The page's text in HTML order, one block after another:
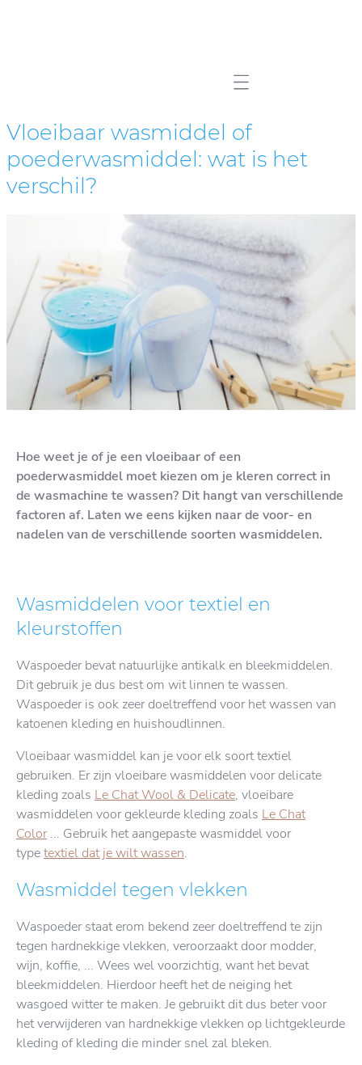
Mobile navigation
Vloeibaar wasmiddel of
poederwasmiddel: wat is het
verschil?
Hoe weet je of je een vloeibaar of een
poederwasmiddel moet kiezen om je kleren correct in
de wasmachine te wassen? Dit hangt van verschillende
factoren af. Laten we eens kijken naar de voor- en
nadelen van de verschillende soorten wasmiddelen.
Wasmiddelen voor textiel en
kleurstoffen
Waspoeder bevat natuurlijke antikalk en bleekmiddelen.
Dit gebruik je dus best om wit linnen te wassen.
Waspoeder is ook zeer doeltreffend voor het wassen van
katoenen kleding en huishoudlinnen.
Vloeibaar wasmiddel kan je voor elk soort textiel
gebruiken. Er zijn vloeibare wasmiddelen voor delicate
kleding zoals Le Chat Wool & Delicate, vloeibare
wasmiddelen voor gekleurde kleding zoals Le Chat
Color... Gebruik het aangepaste wasmiddel voor
typetextiel dat je wilt wassen.
Wasmiddel tegen vlekken
Waspoeder staat erom bekend zeer doeltreffend te zijn
tegen hardnekkige vlekken, veroorzaakt door modder,
wijn, koffie, ... Wees wel voorzichtig, want het bevat
bleekmiddelen. Hierdoor heeft het de neiging het
wasgoed witter te maken. Je gebruikt dit dus beter voor
het verwijderen van hardnekkige vlekken op lichtgekleurde
kleding of kleding die minder snel zal bleken.